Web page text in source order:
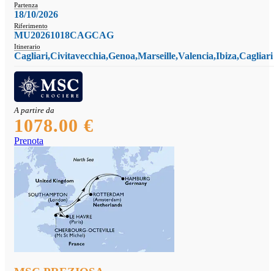
Partenza
18/10/2026
Riferimento
MU20261018CAGCAG
Itinerario
Cagliari,Civitavecchia,Genoa,Marseille,Valencia,Ibiza,Cagliari
A partire da
1078.00 €
Prenota